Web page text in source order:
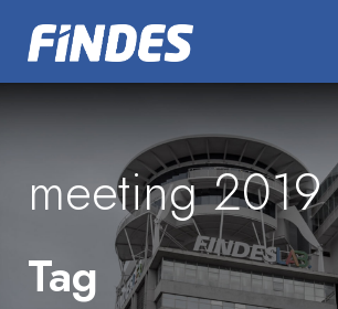
meeting 2019
Tag